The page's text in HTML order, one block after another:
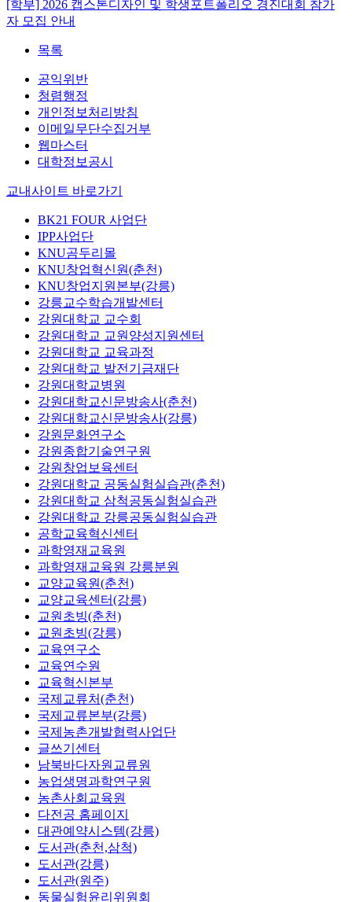
[학부] 2026 캡스톤디자인 및 학생포트폴리오 경진대회 참가
자 모집 안내
목록
공익위반
청렴행정
개인정보처리방침
이메일무단수집거부
웹마스터
대학정보공시
교내사이트 바로가기
BK21 FOUR 사업단
IPP사업단
KNU곰두리몰
KNU창업혁신원(춘천)
KNU창업지원본부(강릉)
강릉교수학습개발센터
강원대학교 교수회
강원대학교 교원양성지원센터
강원대학교 교육과정
강원대학교 발전기금재단
강원대학교병원
강원대학교신문방송사(춘천)
강원대학교신문방송사(강릉)
강원문화연구소
강원종합기술연구원
강원창업보육센터
강원대학교 공동실험실습관(춘천)
강원대학교 삼척공동실험실습관
강원대학교 강릉공동실험실습관
공학교육혁신센터
과학영재교육원
과학영재교육원 강릉분원
교양교육원(춘천)
교양교육센터(강릉)
교원초빙(춘천)
교원초빙(강릉)
교육연구소
교육연수원
교육혁신본부
국제교류처(춘천)
국제교류본부(강릉)
국제농촌개발협력사업단
글쓰기센터
남북바다자원교류원
농업생명과학연구원
농촌사회교육원
다전공 홈페이지
대관예약시스템(강릉)
도서관(춘천,삼척)
도서관(강릉)
도서관(원주)
동물실험윤리위원회